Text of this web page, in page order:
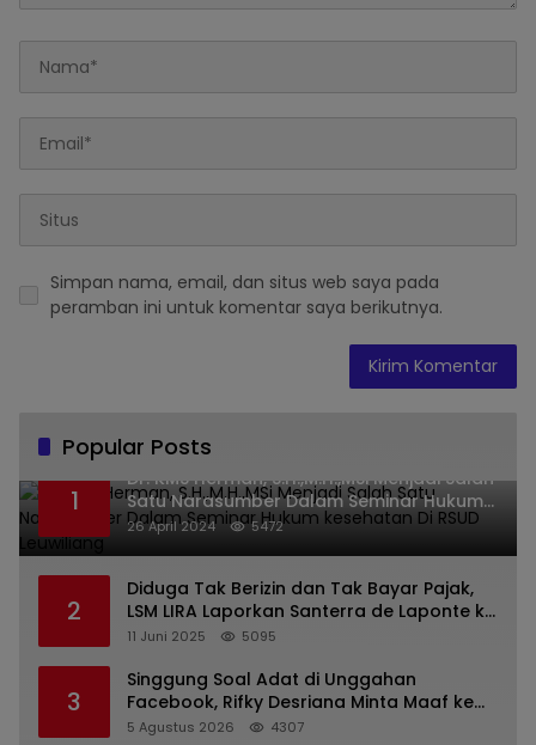
Simpan nama, email, dan situs web saya pada
peramban ini untuk komentar saya berikutnya.
Popular Posts
1
Dr. KMS Herman, S.H.,M.H.,MSi Menjadi Salah
Satu Narasumber Dalam Seminar Hukum
kesehatan Di RSUD Leuwiliang
26 April 2024 5472
2
Diduga Tak Berizin dan Tak Bayar Pajak,
LSM LIRA Laporkan Santerra de Laponte ke
Kejaksaan Kota Batu
11 Juni 2025 5095
3
Singgung Soal Adat di Unggahan
Facebook, Rifky Desriana Minta Maaf ke
PDA dan Bupati Kubar
5 Agustus 2026 4307